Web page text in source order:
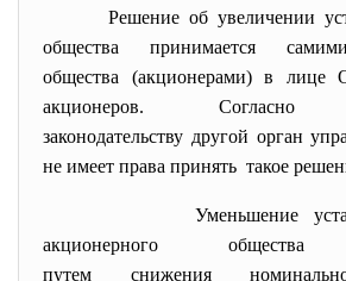
Решение об увеличении
общества принимается
общества (акционерами) в лице
акционеров. Согласно
законодательству другой орган
не имеет права принять такое
Уменьшение
акционерного
путем снижения